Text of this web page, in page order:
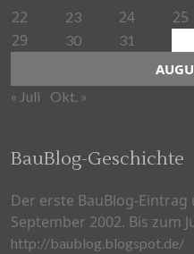
22
23 24 25
29
30 31
« Juli Okt. »
BauBlog-Geschichte
Der erste BauBlog-
September 2002. Bis zum
http://baublog.blogspot.de/